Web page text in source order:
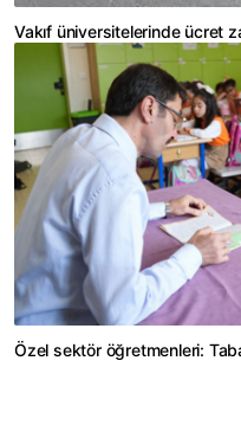
Vakıf üniversitelerinde ücret
Özel sektör öğretmenleri: